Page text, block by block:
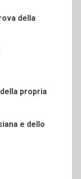
della
propria
e dello